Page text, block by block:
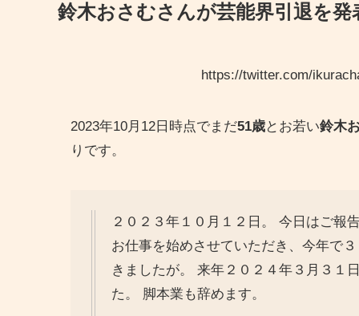
鈴木おさむさんが芸能界引退を発
https://twitter.com/
2023年10月12日時点でまだ51歳とお若い鈴木
りです。
２０２３年１０月１２日。 今日はご報
お仕事を始めさせていただき、今年で
きましたが。 来年２０２４年３月３１
た。 脚本業も辞めます。